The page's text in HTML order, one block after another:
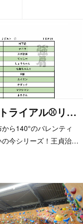
ライアル⚾リ…
ら140°のバレンティ
の今シリーズ！王貞治…